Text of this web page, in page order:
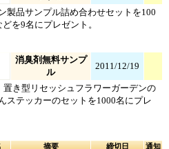
製品サンプル詰め合わせセットを100
を9名にプレゼント。
消臭剤無料サンプ
ル
2011/12/19
き型リセッシュフラワーガーデンの
ステッカーのセットを1000名にプレ
摘要 締切日 通知